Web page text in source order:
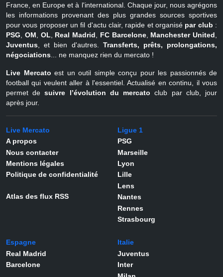
France, en Europe et à l'international. Chaque jour, nous agrégons
les informations provenant des plus grandes sources sportives
pour vous proposer un fil d'actu clair, rapide et organisé par club :
PSG
OM OL Real Madrid FC Barcelone, Manchester United
Juventus , et bien d'autres. Transferts, prêts, prolongations,
négociations ... ne manquez rien du mercato !
Live Mercato est un outil simple conçu pour les passionnés de
football qui veulent aller à l'essentiel. Actualisé en continu, il vous
permet desuivre l’évolution du mercato club par club, jour
après jour.
Live Mercato
A propos
Nous contacter
Mentions légales
Politique de confidentialité
Atlas des flux RSS
Ligue 1
PSG
Marseille
Lyon
Lille
Lens
Nantes
Rennes
Strasbourg
Espagne
Real Madrid
Barcelone
Italie
Juventus
Inter